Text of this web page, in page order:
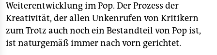
Weiterentwicklung im Pop. Der Prozess der
Kreativität, der allen Unkenrufen von Kritikern
zum Trotz auch noch ein Bestandteil von Pop ist,
ist naturgemäß immer nach vorn gerichtet.